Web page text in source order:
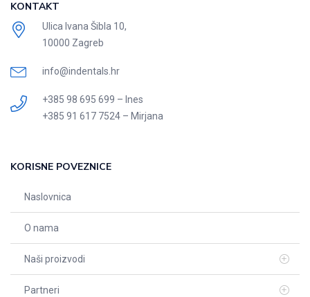
KONTAKT
Ulica Ivana Šibla 10,
10000 Zagreb
info@indentals.hr
+385 98 695 699 – Ines
+385 91 617 7524 – Mirjana
KORISNE POVEZNICE
Naslovnica
O nama
Naši proizvodi
Partneri